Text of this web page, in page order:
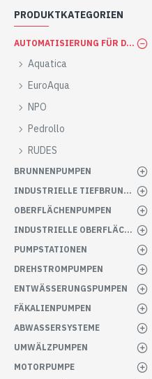
PRODUKTKATEGORIEN
AUTOMATISIERUNG FÜR DIE PUMPE
Aquatica
EuroAqua
NPO
Pedrollo
RUDES
BRUNNENPUMPEN
INDUSTRIELLE TIEFBRUNNENPUMPEN
OBERFLÄCHENPUMPEN
INDUSTRIELLE OBERFLÄCHENPUMPEN
PUMPSTATIONEN
DREHSTROMPUMPEN
ENTWÄSSERUNGSPUMPEN
FÄKALIENPUMPEN
ABWASSERSYSTEME
UMWÄLZPUMPEN
MOTORPUMPE